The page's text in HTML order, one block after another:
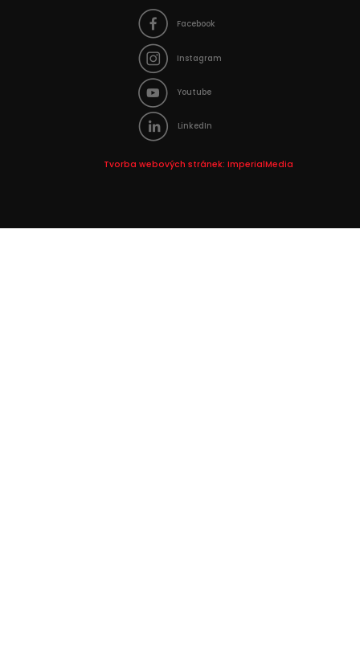
Facebook
Instagram
Youtube
LinkedIn
Tvorba webových stránek: ImperialMedia